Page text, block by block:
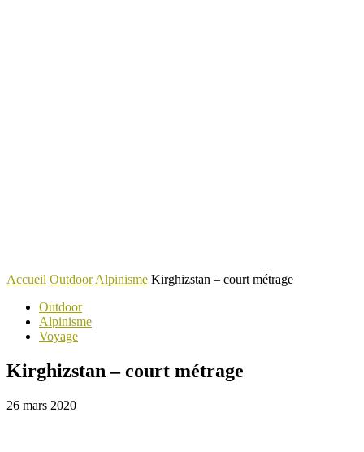
Accueil Outdoor Alpinisme Kirghizstan – court métrage
Outdoor
Alpinisme
Voyage
Kirghizstan – court métrage
26 mars 2020